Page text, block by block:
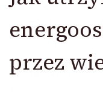
przez